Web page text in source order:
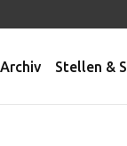
Archiv Stellen &